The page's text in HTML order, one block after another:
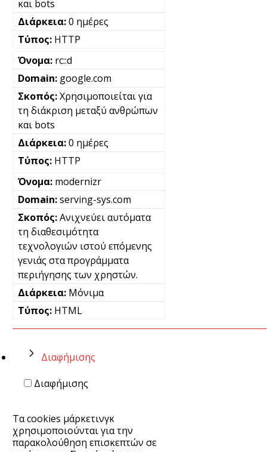
και bots
0 ημέρες
HTTP
rc::d
google.com
Χρησιμοποιείται για
τη διάκριση μεταξύ ανθρώπων
και bots
0 ημέρες
HTTP
modernizr
serving-sys.com
Ανιχνεύει αυτόματα
τη διαθεσιμότητα
τεχνολογιών ιστού επόμενης
γενιάς στα προγράμματα
περιήγησης των χρηστών.
Μόνιμα
HTML
Διαφήμισης
Διαφήμισης
Τα cookies μάρκετινγκ
χρησιμοποιούνται για την
παρακολούθηση επισκεπτών σε